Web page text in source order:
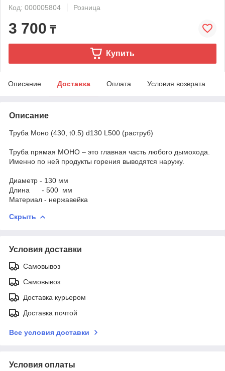
Код: 000005804
Розница
3 700 ₸
Купить
Описание Доставка Оплата Условия возврата
Описание
Труба Моно (430, t0.5) d130 L500 (раструб)
Труба прямая МОНО – это главная часть любого дымохода.
Именно по ней продукты горения выводятся наружу.
Диаметр - 130 мм
Длина - 500 мм
Материал - нержавейка
Скрыть
Условия доставки
Самовывоз
Самовывоз
Доставка курьером
Доставка почтой
Все условия доставки
Условия оплаты